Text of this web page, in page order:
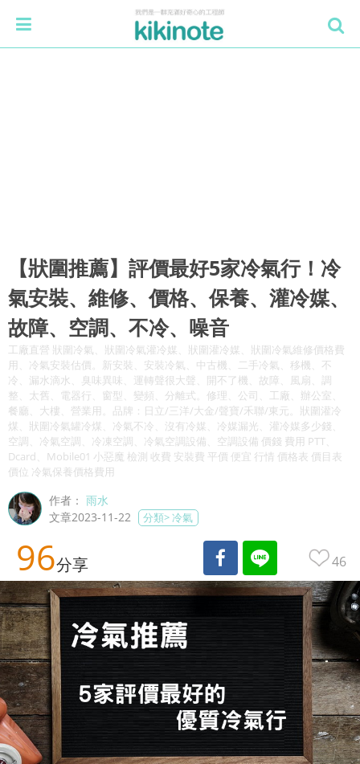
【狀圍推薦】評價最好5家冷氣行！冷
氣安裝、維修、價格、保養、灌冷媒、
故障、空調、不冷、噪音
工廠直營 狀圍冷氣、狀圍冷氣灌冷媒、狀圍灌冷媒、狀圍冷氣維修價格費
用、冷氣安裝估價。新安裝、安裝冷氣、中古機、二手冷氣、移機、不
冷、漏水滴水、臭味異味、運轉聲很大聲、開不了機、故障、風扇、調
整、太舊、電器行、窗型、變頻、分離式。修理、公司、工廠、辦公室、
餐廳、大樓、營業用。品牌：日立/三洋/大金/聲寶/禾聯/東元。狀圍灌冷
煤、狀圍冷氣罐冷煤、冷氣不冷、沒有冷媒、冷媒漏光、灌冷媒多少錢、
空調、冷氣空調、冷凍空調、冷氣空調設備、空調設備 價錢 費用 PTT、
Dcard、Mobile01 小惡魔 檢測 收費 安裝費 平價 便宜 行情 價格表 價目表
價位 冷氣保養價格費用
作者：雨水
文章2023-11-22
分類>冷氣
96分享 46